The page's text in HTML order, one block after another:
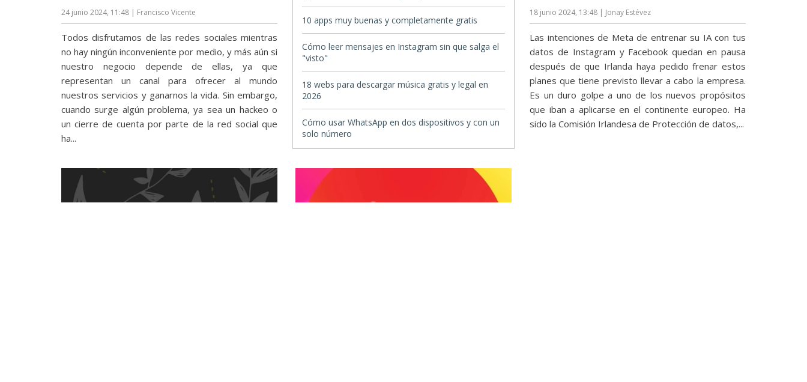
24 junio 2024, 11:48 | Francisco Vicente
Todos disfrutamos de las redes sociales mientras
no hay ningún inconveniente por medio, y más aún si
nuestro negocio depende de ellas, ya que
representan un canal para ofrecer al mundo
nuestros servicios y ganarnos la vida. Sin embargo,
cuando surge algún problema, ya sea un hackeo o
un cierre de cuenta por parte de la red social que
ha...
10 apps muy buenas y completamente gratis
Cómo leer mensajes en Instagram sin que salga el
"visto"
18 webs para descargar música gratis y legal en
2026
Cómo usar WhatsApp en dos dispositivos y con un
solo número
18 junio 2024, 13:48 | Jonay Estévez
Las intenciones de Meta de entrenar su IA con tus
datos de Instagram y Facebook quedan en pausa
después de que Irlanda haya pedido frenar estos
planes que tiene previsto llevar a cabo la empresa.
Es un duro golpe a uno de los nuevos propósitos
que iban a aplicarse en el continente europeo. Ha
sido la Comisión Irlandesa de Protección de datos,...